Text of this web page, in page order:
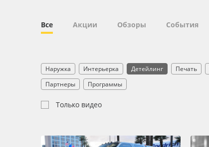
Листовые материалы
Мобильные конструкции и
POS-материалы
Профильные системы
Светотехника
Все Акции Обзоры События
Наружка Интерьерка Детейлинг Печать
Партнеры
Программы
Только видео